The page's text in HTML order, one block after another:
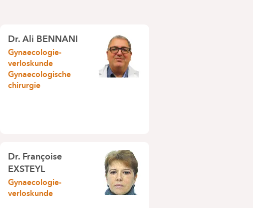
Dr. Ali BENNANI
Gynaecologie-
verloskunde
Gynaecologische
chirurgie
Dr. Françoise
EXSTEYL
Gynaecologie-
verloskunde